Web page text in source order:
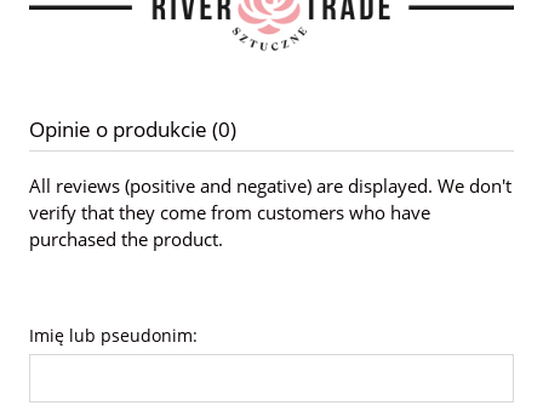
Opinie o produkcie (0)
All reviews (positive and negative) are displayed. We don't
verify that they come from customers who have
purchased the product.
Imię lub pseudonim: